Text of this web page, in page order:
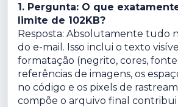
1. Pergunta: O que
limite de 102KB?
Resposta: Absolutamente tudo
do e-mail. Isso inclui o texto
formatação (negrito, cores,
referências de imagens, os
no código e os pixels de
compõe o arquivo final contribui